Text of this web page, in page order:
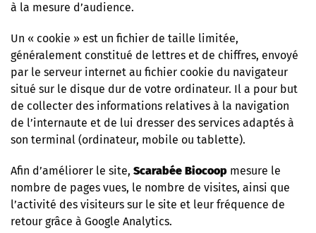
à la mesure d’audience.
Un « cookie » est un fichier de taille limitée,
généralement constitué de lettres et de chiffres, envoyé
par le serveur internet au fichier cookie du navigateur
situé sur le disque dur de votre ordinateur. Il a pour but
de collecter des informations relatives à la navigation
de l’internaute et de lui dresser des services adaptés à
son terminal (ordinateur, mobile ou tablette).
Afin d’améliorer le site, Scarabée Biocoop mesure le
nombre de pages vues, le nombre de visites, ainsi que
l’activité des visiteurs sur le site et leur fréquence de
retour grâce à Google Analytics.